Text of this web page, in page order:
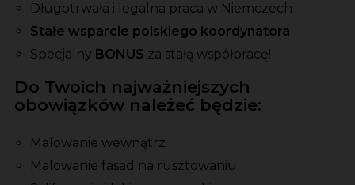
Długotrwała i legalna praca w Niemczech
Stałe wsparcie polskiego koordynatora
Specjalny BONUS za stałą współpracę!
Do Twoich najważniejszych
obowiązków należeć będzie:
Malowanie wewnątrz
Malowanie fasad na rusztowaniu